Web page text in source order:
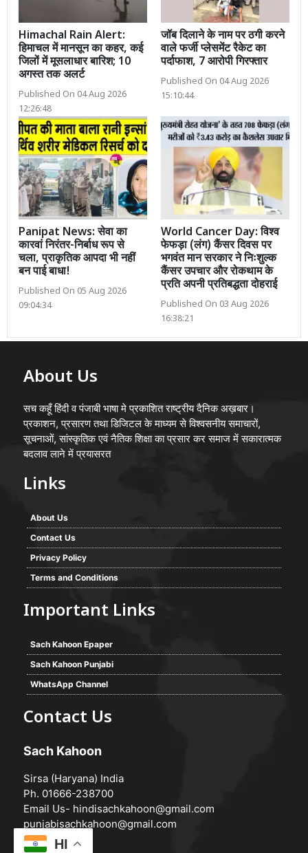
Himachal Rain Alert:
हिमाचल में मानसून का कहर, कई
जिलों में मूसलाधार बारिश; 10
अगस्त तक अलर्ट
Published On 04 Aug 2026
12:26:48
जॉब दिलाने के नाम पर ठगी करने
वाले फर्जी प्लेसमेंट रैकेट का
पर्दाफाश, 7 आरोपी गिरफ्तार
Published On 04 Aug 2026
15:10:44
Panipat News: सेवा का
कारवां निरंतर-निर्बाध रूप से
चला, प्राकृतिक आपदा भी नहीं
बन पाई बाधा!
Published On 05 Aug 2026
09:04:34
World Cancer Day: विश्व
फेफड़ा (लंग) कैंसर दिवस पर
भगवंत मान सरकार ने निःशुल्क
कैंसर उपचार और रोकथाम के
प्रति अपनी प्रतिबद्धता दोहराई
Published On 03 Aug 2026
16:38:21
About Us
सच कहूँ हिंदी व पंजाबी भाषा मे प्रकाशित राष्ट्रीय दैनिक अख़बार।
प्रकाशन, प्रसारण तथा डिजिटल के माध्यम से विश्वसनीय समाचारों,
सूचनाओं, सांस्कृतिक एवं नैतिक शिक्षा का प्रसार कर समाज में सकारात्मक
बदलाव लाने में प्रयासरत
Links
About Us
Contact Us
Privacy Policy
Terms and Conditions
Important Links
Sach Kahoon Epaper
Sach Kahoon Punjabi
WhatsApp Channel
Contact Us
Sach Kahoon
Sirsa (Haryana) India
Ph. 01666-238700
Email Us- hindisachkahoon@gmail.com
punjabisachkahoon@gmail.com
HI